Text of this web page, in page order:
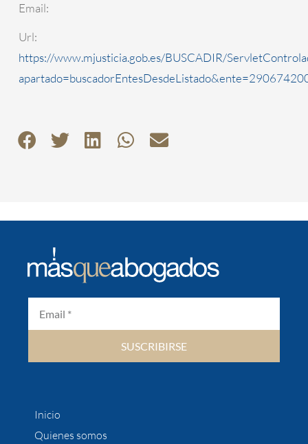
Email:
Url:
https://www.mjusticia.gob.es/BUSCADIR/
SUSCRIBIRSE
Inicio
Quienes somos